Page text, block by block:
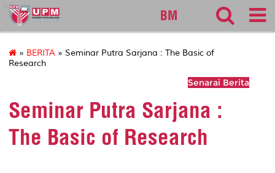
sgs
BM
» BERITA » Seminar Putra Sarjana : The Basic of
Research
Senarai Berita
Seminar Putra Sarjana :
The Basic of Research